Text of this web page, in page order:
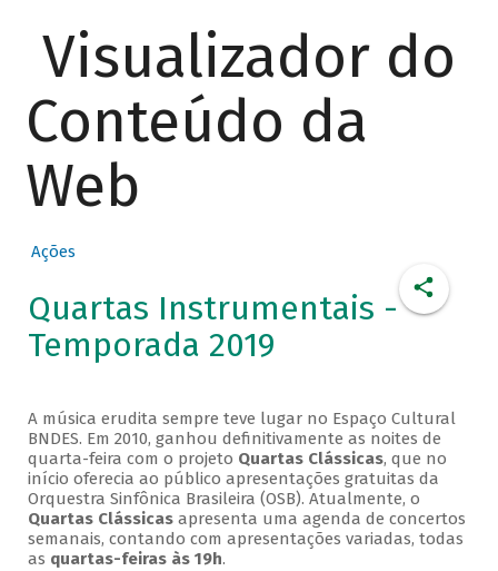
Visualizador do
Conteúdo da
Web
Ações
Quartas Instrumentais -
Temporada 2019
A música erudita sempre teve lugar no Espaço Cultural
BNDES. Em 2010, ganhou definitivamente as noites de
quarta-feira com o projeto Quartas Clássicas, que no
início oferecia ao público apresentações gratuitas da
Orquestra Sinfônica Brasileira (OSB). Atualmente, o
Quartas Clássicasapresenta uma agenda de concertos
semanais, contando com apresentações variadas, todas
as quartas-feiras às 19h.